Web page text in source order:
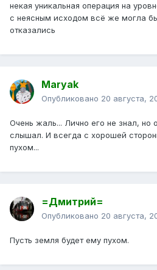
некая уникальная операция на
с неясным исходом всё же могла
отказались
Maryak
Опубликовано 20 августа,
Очень жаль... Лично его не знал, но
слышал. И всегда с хорошей
пухом...
=Дмитрий=
Опубликовано 20 августа,
Пусть земля будет ему пухом.